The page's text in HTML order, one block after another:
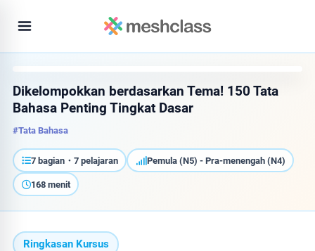
Dikelompokkan berdasarkan Tema! 150 Tata
Bahasa Penting Tingkat Dasar
#Tata Bahasa
7 bagian・7 pelajaran Pemula (N5) - Pra-menengah (N4)
168 menit
Ringkasan Kursus